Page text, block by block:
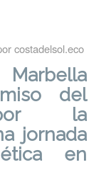
costadelsol.eco
del
por la
jornada
en